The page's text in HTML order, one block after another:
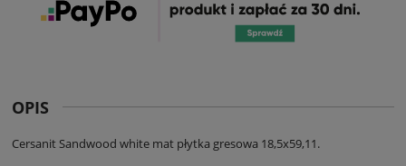
OPIS
Cersanit Sandwood white mat płytka gresowa 18,5x59,11.